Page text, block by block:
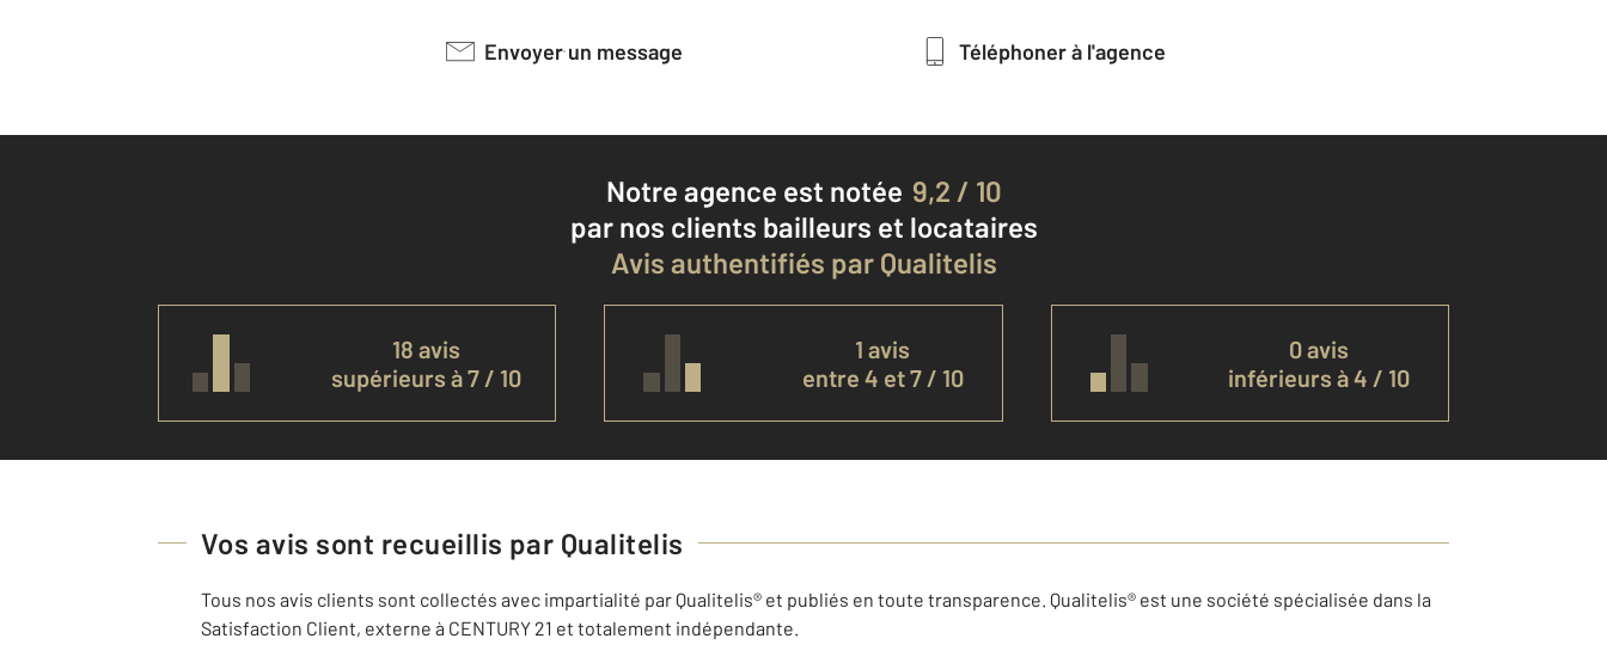
Envoyer un message Téléphoner à l'agence
Notre agence est notée 9,2 / 10
par nos clients bailleurs et locataires
Avis authentifiés par Qualitelis
18 avis
supérieurs à 7 / 10
1 avis
entre 4 et 7 / 10
0 avis
inférieurs à 4 / 10
Vos avis sont recueillis par Qualitelis
Tous nos avis clients sont collectés avec impartialité par Qualitelis® et publiés en toute transparence. Qualitelis® est une société spécialisée dans la
Satisfaction Client, externe à CENTURY 21 et totalement indépendante.